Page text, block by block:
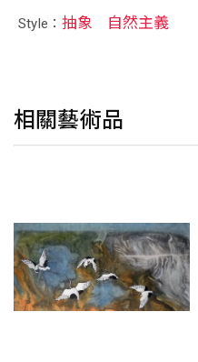
Style：抽象 自然主義
相關藝術品